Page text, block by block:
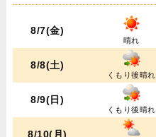
8/7(金)
晴れ
8/8(土)
くもり後晴れ
8/9(日)
くもり後晴れ
8/10(月)